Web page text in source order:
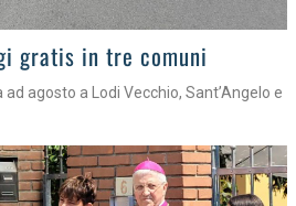
gratis in tre comuni
agosto a Lodi Vecchio, Sant’Angelo e